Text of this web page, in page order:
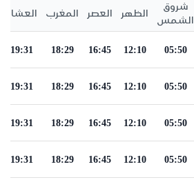
شروق
الشمس
الظهر العصر المغرب العشاء
05:50
12:10
16:45
18:29
19:31
05:50
12:10
16:45
18:29
19:31
05:50
12:10
16:45
18:29
19:31
05:50
12:10
16:45
18:29
19:31